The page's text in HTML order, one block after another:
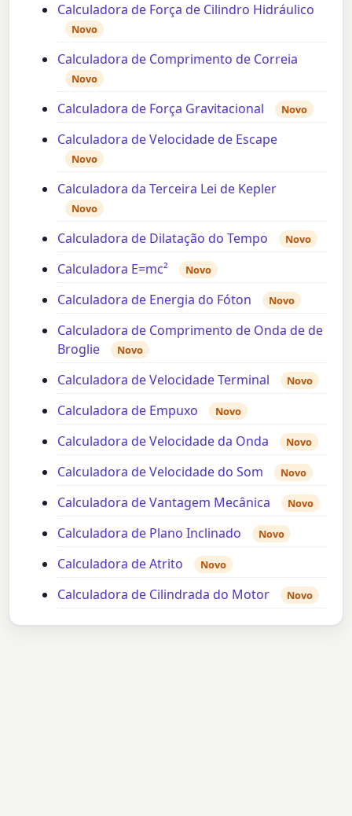
Calculadora de Força de Cilindro Hidráulico
Novo
Calculadora de Comprimento de Correia
Novo
Calculadora de Força Gravitacional Novo
Calculadora de Velocidade de Escape
Novo
Calculadora da Terceira Lei de Kepler
Novo
Calculadora de Dilatação do Tempo Novo
Calculadora E=mc² Novo
Calculadora de Energia do Fóton Novo
Calculadora de Comprimento de Onda de de
Broglie
Novo
Calculadora de Velocidade Terminal Novo
Calculadora de Empuxo Novo
Calculadora de Velocidade da Onda Novo
Calculadora de Velocidade do Som Novo
Calculadora de Vantagem Mecânica Novo
Calculadora de Plano Inclinado Novo
Calculadora de Atrito Novo
Calculadora de Cilindrada do Motor Novo